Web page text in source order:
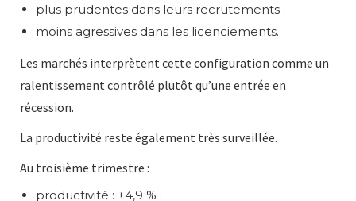
plus prudentes dans leurs recrutements ;
moins agressives dans les licenciements.
Les marchés interprètent cette configuration comme un
ralentissement contrôlé plutôt qu’une entrée en
récession.
La productivité reste également très surveillée.
Au troisième trimestre :
productivité : +4,9 % ;